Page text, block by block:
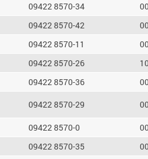
09422 8570-34
09422 8570-42
09422 8570-11
09422 8570-26
09422 8570-36
09422 8570-29
09422 8570-0
09422 8570-35